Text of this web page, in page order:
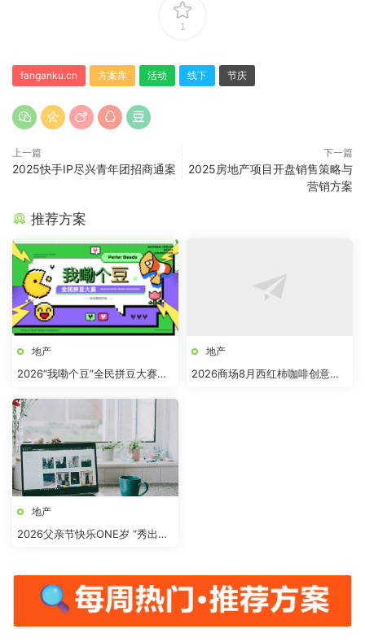
1
fanganku.cn 方案库 活动 线下 节庆
上一篇
2025快手IP尽兴青年团招商通案
下一篇
2025房地产项目开盘销售策略与
营销方案
推荐方案
地产
2026“我嘞个豆”全民拼豆大赛主
地产
2026商场8月西红柿咖啡创意市
地产
2026父亲节快乐ONE岁 “秀出爸